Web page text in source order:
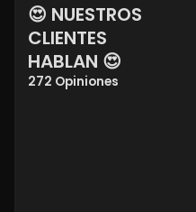
😍 NUESTROS
CLIENTES
HABLAN 😍
272 Opiniones